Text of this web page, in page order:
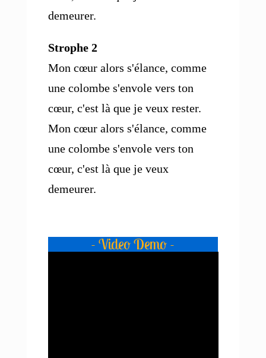
demeurer.
Strophe 2
Mon cœur alors s'élance, comme
une colombe s'envole vers ton
cœur, c'est là que je veux rester.
Mon cœur alors s'élance, comme
une colombe s'envole vers ton
cœur, c'est là que je veux
demeurer.
- Video Demo -